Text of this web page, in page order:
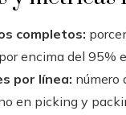
completos:
encima del 95%
por línea: número
en picking y